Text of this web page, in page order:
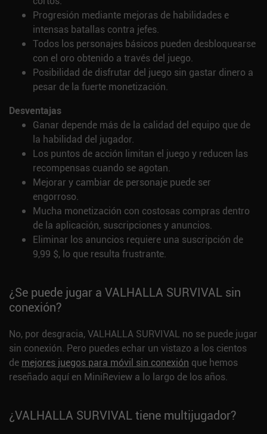
Progresión mediante mejoras de habilidades e
intensas batallas contra jefes.
Todos los personajes básicos pueden desbloquearse
con el oro obtenido a través del juego.
Posibilidad de disfrutar del juego sin gastar dinero a
pesar de la fuerte monetización.
Desventajas
Ganar depende más de la calidad del equipo que de
la habilidad del jugador.
Los puntos de acción limitan el juego y reducen las
recompensas cuando se agotan.
Mejorar y cambiar de personaje puede ser
engorroso.
Mucha monetización con costosas compras dentro
de la aplicación, suscripciones y anuncios.
Eliminar los anuncios requiere una suscripción de
9,99 $, lo que resulta frustrante.
¿Se puede jugar a VALHALLA SURVIVAL sin
conexión?
No, por desgracia, VALHALLA SURVIVAL no se puede jugar
sin conexión. Pero puedes echar un vistazo a los cientos
de mejores juegos para móvil sin conexión que hemos
reseñado aquí en MiniReview a lo largo de los años.
¿VALHALLA SURVIVAL tiene multijugador?